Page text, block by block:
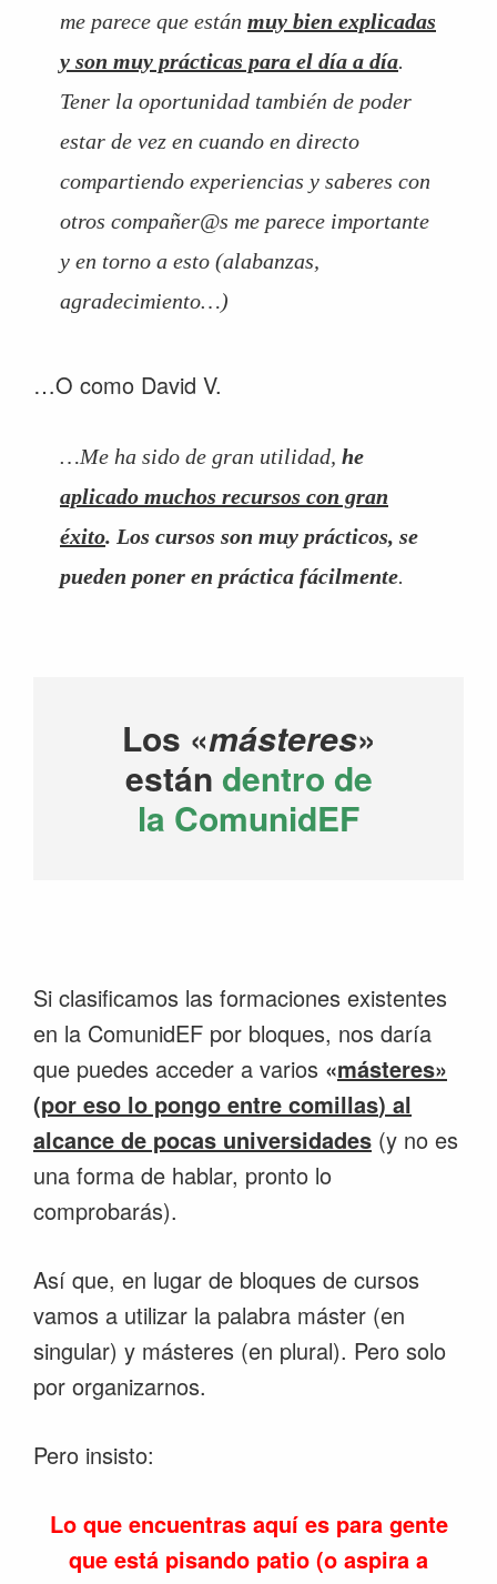
me parece que están muy bien explicadas
y son muy prácticas para el día a día.
Tener la oportunidad también de poder
estar de vez en cuando en directo
compartiendo experiencias y saberes con
otros compañer@s me parece importante
y en torno a esto (alabanzas,
agradecimiento…)
…O como David V.
…Me ha sido de gran utilidad, he
aplicado muchos recursos con gran
éxito. Los cursos son muy prácticos, se
pueden poner en práctica fácilmente.
Los «másteres»
están dentro de
la ComunidEF
Si clasificamos las formaciones existentes
en la ComunidEF por bloques, nos daría
que puedes acceder a varios «másteres»
(por eso lo pongo entre comillas) al
alcance de pocas universidades (y no es
una forma de hablar, pronto lo
comprobarás).
Así que, en lugar de bloques de cursos
vamos a utilizar la palabra máster (en
singular) y másteres (en plural). Pero solo
por organizarnos.
Pero insisto:
Lo que encuentras aquí es para gente
que está pisando patio (o aspira a